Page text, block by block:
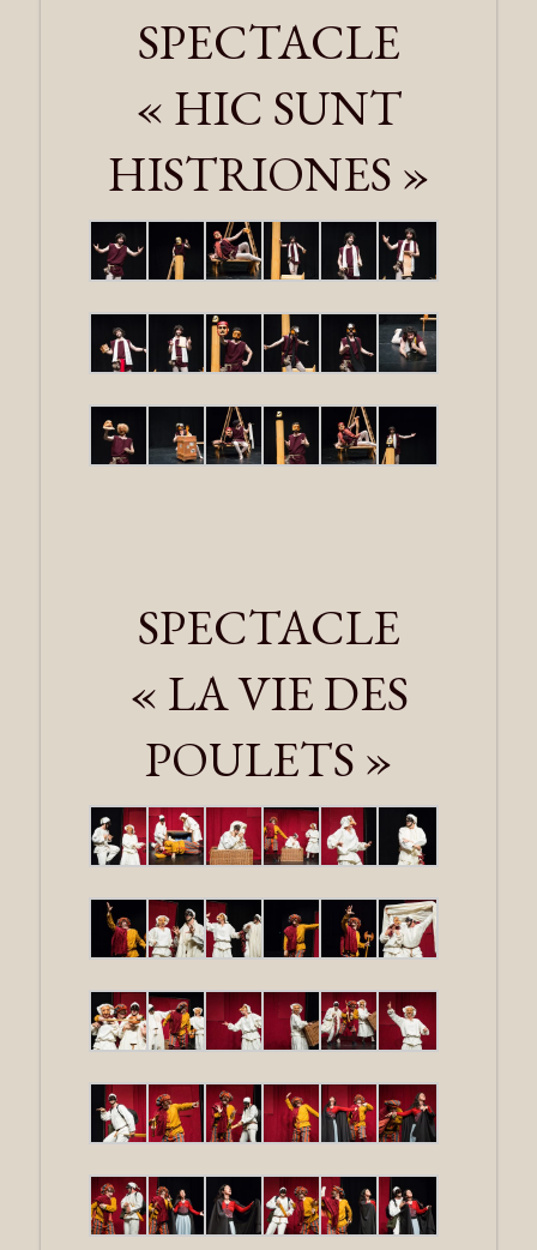
SPECTACLE
« HIC SUNT
HISTRIONES »
SPECTACLE
« LA VIE DES
POULETS »